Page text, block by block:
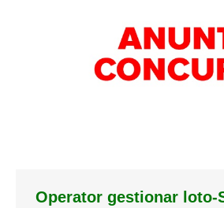
Operator gestionar loto-